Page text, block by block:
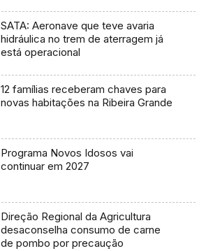
SATA: Aeronave que teve avaria
hidráulica no trem de aterragem já
está operacional
12 famílias receberam chaves para
novas habitações na Ribeira Grande
Programa Novos Idosos vai
continuar em 2027
Direção Regional da Agricultura
desaconselha consumo de carne
de pombo por precaução